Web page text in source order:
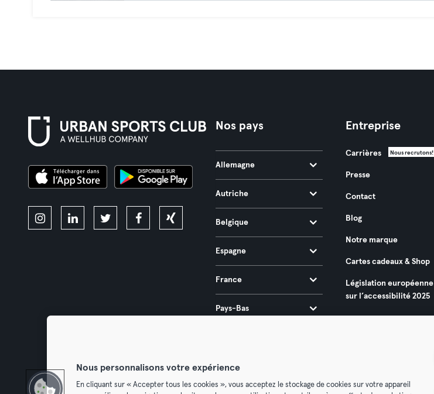
Nos pays
Allemagne
Autriche
Belgique
Espagne
France
Pays-Bas
Entreprise
Carrières Nous recrutons!
Presse
Contact
Blog
Notre marque
Cartes cadeaux & Shop
Législation européenne
sur l’accessibilité 2025
Nous personnalisons votre expérience
En cliquant sur « Accepter tous les cookies », vous acceptez le stockage de cookies sur votre appareil